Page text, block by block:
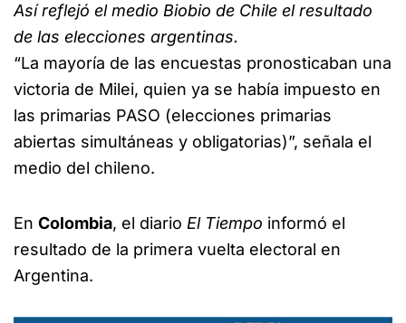
Así reflejó el medio Biobio de Chile el resultado
de las elecciones argentinas.
“La mayoría de las encuestas pronosticaban una
victoria de Milei, quien ya se había impuesto en
las primarias PASO (elecciones primarias
abiertas simultáneas y obligatorias)”, señala el
medio del chileno.
En Colombia, el diario El Tiempo informó el
resultado de la primera vuelta electoral en
Argentina.